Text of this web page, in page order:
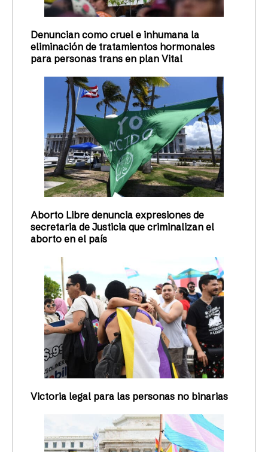
Denuncian como cruel e inhumana la
eliminación de tratamientos hormonales
para personas trans en plan Vital
Aborto Libre denuncia expresiones de
secretaria de Justicia que criminalizan el
aborto en el país
Victoria legal para las personas no binarias